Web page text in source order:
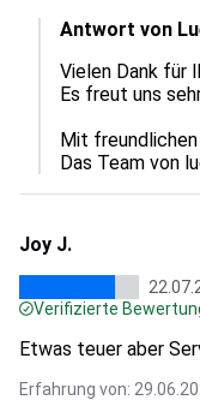
Antwort von
Vielen Dank für
Es freut uns
Mit freundlichen
Das Team von
Joy J.
Verifizierte
Etwas teuer aber
Erfahrung von: